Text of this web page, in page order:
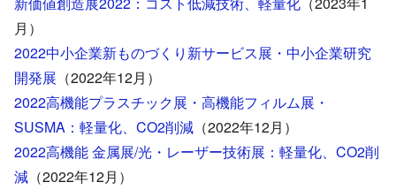
月）
2022中小企業新ものづくり新サービス展・中小企業研究
開発展 （2022年12月）
2022高機能プラスチック展・高機能フィルム展・
SUSMA：軽量化、CO2削減 （2022年12月）
2022高機能 金属展/光・レーザー技術展：軽量化、CO2削
減 （2022年12月）